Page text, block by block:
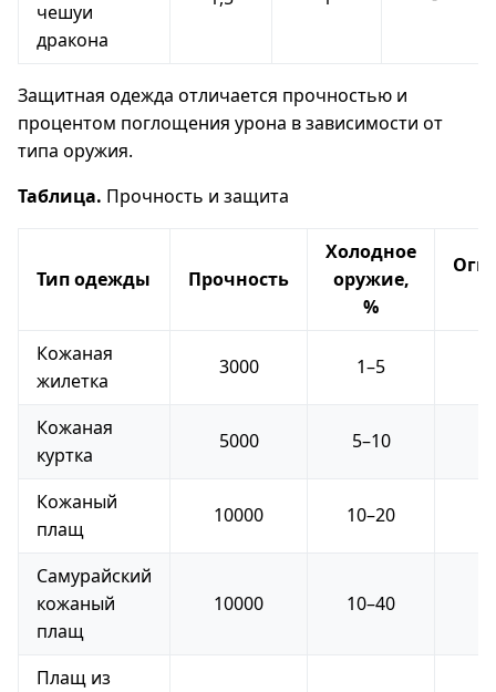
чешуи
дракона
Защитная одежда отличается прочностью и
процентом поглощения урона в зависимости от
типа оружия.
Таблица. Прочность и защита
Тип одежды Прочность
Холодное
оружие,
%
Кожаная
жилетка
3000 1–5
Кожаная
куртка
5000 5–10
Кожаный
плащ
10000 10–20
Самурайский
кожаный
плащ
10000 10–40
Плащ из